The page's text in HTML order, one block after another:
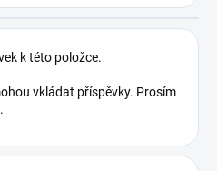
k této položce.
vkládat příspěvky. Prosím
.